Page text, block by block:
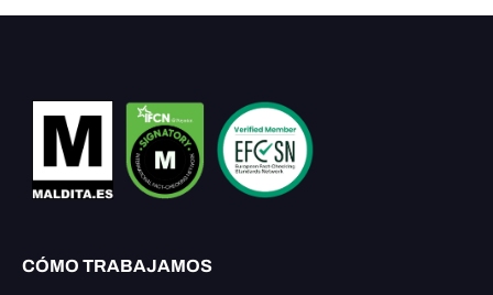
CÓMO TRABAJAMOS